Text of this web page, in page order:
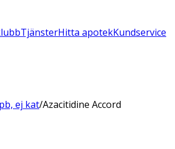
TjänsterHitta apotekKundservice
ej kat/Azacitidine Accord